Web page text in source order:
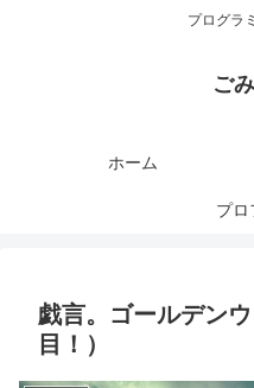
プログラ
ご
ホーム
プロ
戯言。ゴールデン
目！）